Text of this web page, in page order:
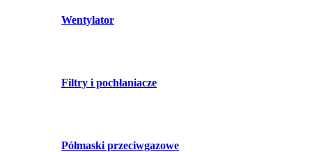
Wentylator
Filtry i pochłaniacze
Półmaski przeciwgazowe